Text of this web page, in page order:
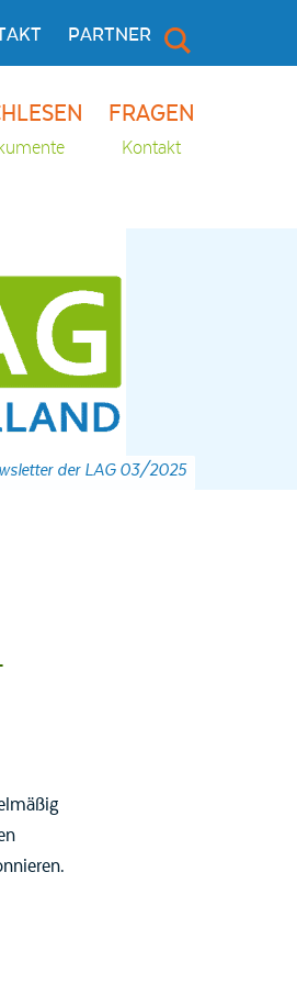
PARTNER
FRAGEN
Kontakt
der LAG 03/2025